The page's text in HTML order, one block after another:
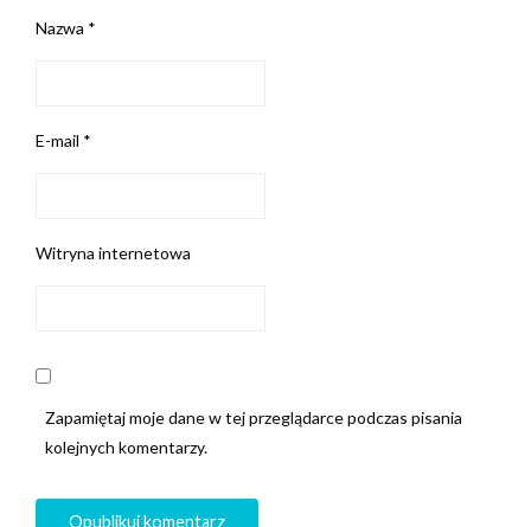
Nazwa *
E-mail *
Witryna internetowa
Zapamiętaj moje dane w tej przeglądarce podczas pisania
kolejnych komentarzy.